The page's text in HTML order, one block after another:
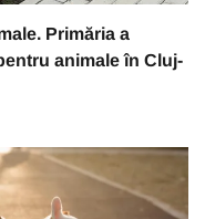
Primăria a
animale în Cluj-